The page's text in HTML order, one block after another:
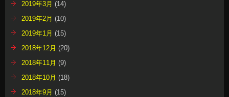
2019年3月 (14)
2019年2月 (10)
2019年1月 (15)
2018年12月 (20)
2018年11月 (9)
2018年10月 (18)
2018年9月 (15)